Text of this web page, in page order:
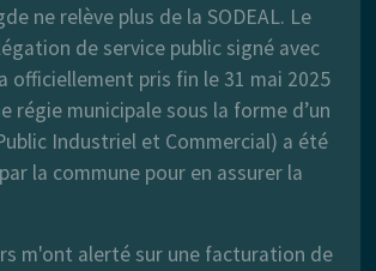
ne relève plus de la SODEAL. Le
de service public signé avec
officiellement pris fin le 31 mai 2025
régie municipale sous la forme d’un
Industriel et Commercial) a été
la commune pour en assurer la
m'ont alerté sur une facturation de